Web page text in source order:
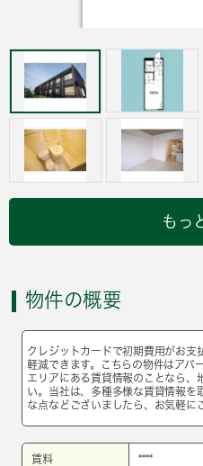
もっ
物件の概要
クレジットカードで初期費用がお支
軽減できます。こちらの物件はアパ
エリアにある賃貸情報のことなら、
い。当社は、多種多様な賃貸情報を
な点などございましたら、お気軽に
賃料 ****